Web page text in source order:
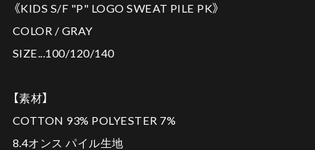
《KIDS S/F "P" LOGO SWEAT PILE PK》
COLOR / GRAY
SIZE...100/120/140
【素材】
COTTON 93% POLYESTER 7%
8.4オンス パイル生地